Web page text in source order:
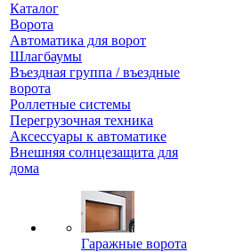
Каталог
Ворота
Автоматика для ворот
Шлагбаумы
Въездная группа / въездные
ворота
Роллетные системы
Перегрузочная техника
Аксессуары к автоматике
Внешняя солнцезащита для
дома
Гаражные ворота